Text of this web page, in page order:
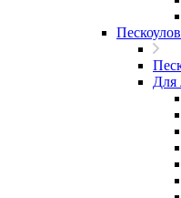
Для